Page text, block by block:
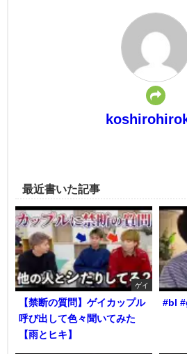
最近書いた記事
ゲイ
【禁断の質問】ゲイカップル
呼び出して色々聞いてみた
【雨とヒキ】
#bl